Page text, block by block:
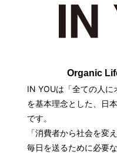
Organic
IN YOUは「全ての人に
を基本理念とした、日
です。
「消費者から社会を変
毎日を送るために必要